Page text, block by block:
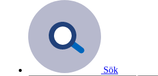
Sök